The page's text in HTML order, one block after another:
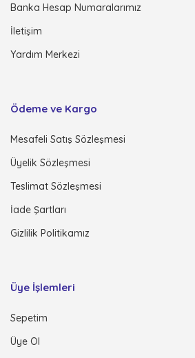
Banka Hesap Numaralarımız
İletişim
Yardım Merkezi
Ödeme ve Kargo
Mesafeli Satış Sözleşmesi
Üyelik Sözleşmesi
Teslimat Sözleşmesi
İade Şartları
Gizlilik Politikamız
Üye İşlemleri
Sepetim
Üye Ol